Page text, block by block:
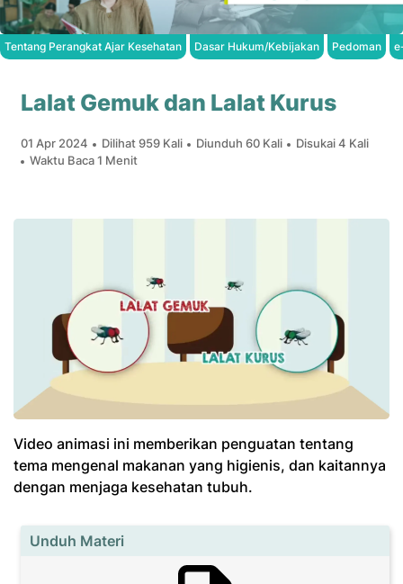
Tentang Perangkat Ajar Kesehatan Dasar Hukum/Kebijakan Pedoman
Lalat Gemuk dan Lalat Kurus
01 Apr 2024 Dilihat 959 Kali Diunduh 60 Kali
Disukai 4 Kali
Waktu Baca 1 Menit
Video animasi ini memberikan penguatan tentang
tema mengenal makanan yang higienis, dan kaitannya
dengan menjaga kesehatan tubuh.
Unduh Materi